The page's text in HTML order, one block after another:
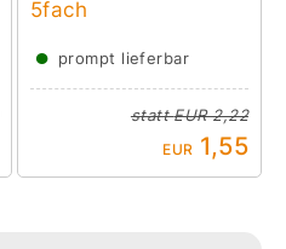
5fach
● prompt lieferbar
stattEUR 2,22
EUR 1,55